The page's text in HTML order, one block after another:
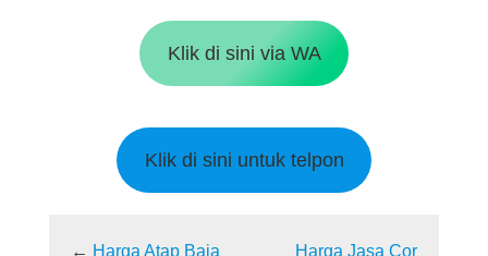
Klik di sini via WA
Klik di sini untuk telpon
← Harga Atap Baja
Harga Jasa Cor